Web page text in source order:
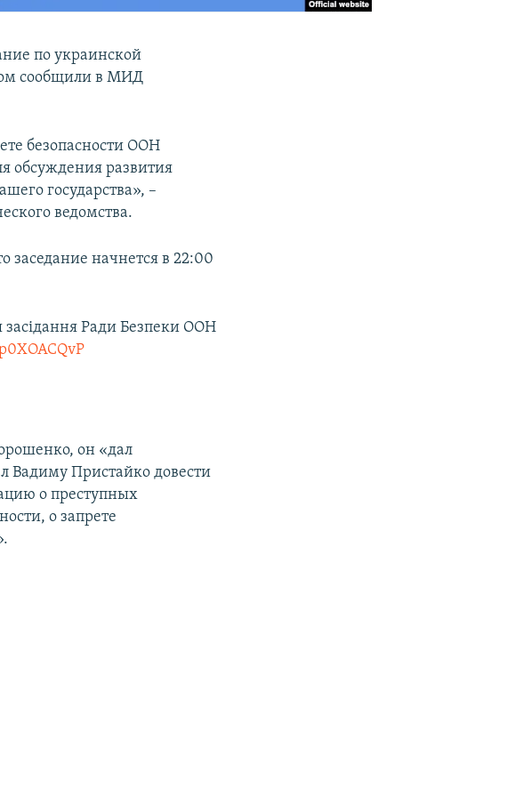
по украинской
сообщили в МИД
безопасности ООН
обсуждения развития
государства», –
ведомства.
заседание начнется в 22:00
засідання Ради Безпеки ООН
он «дал
Вадиму Пристайко довести
о преступных
о запрете